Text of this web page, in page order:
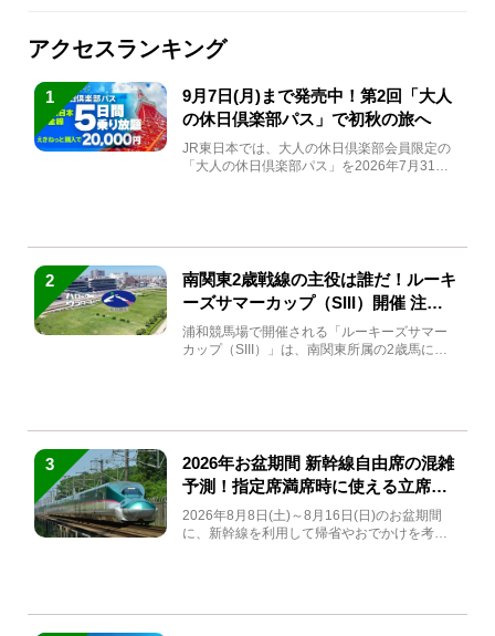
アクセスランキング
1
9月7日(月)まで発売中！第2回「大人
の休日倶楽部パス」で初秋の旅へ
JR東日本では、大人の休日倶楽部会員限定の
「大人の休日倶楽部パス」を2026年7月31日
2
南関東2歳戦線の主役は誰だ！ルーキ
ーズサマーカップ（SIII）開催 注目
馬と見どころをチェック
浦和競馬場で開催される「ルーキーズサマー
カップ（SIII）」は、南関東所属の2歳馬によ
3
2026年お盆期間 新幹線自由席の混雑
予測！指定席満席時に使える立席特
急券も解説
2026年8月8日(土)～8月16日(日)のお盆期間
に、新幹線を利用して帰省やおでかけを考え